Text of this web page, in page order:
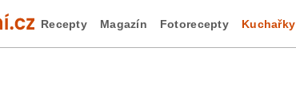
Recepty Magazín Fotorecepty Kuchařky